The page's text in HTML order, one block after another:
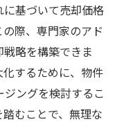
基づいて売却価格
際、専門家のアド
略を構築できま
するために、物件
ングを検討するこ
むことで、無理な